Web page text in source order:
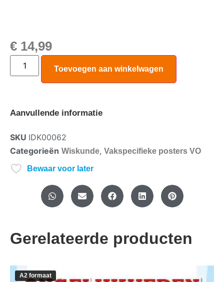
€ 14,99
Toevoegen aan winkelwagen
Aanvullende informatie
SKU IDK00062
Categorieën Wiskunde, Vakspecifieke posters VO
Bewaar voor later
Gerelateerde producten
A2 formaat